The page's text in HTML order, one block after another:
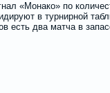
«Монако» по
в турнирной
есть два матча в